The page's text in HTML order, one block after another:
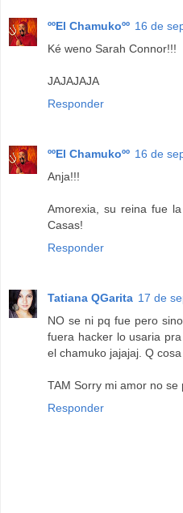
ººEl Chamukoºº 16 de
Ké weno Sarah Connor!!!
JAJAJAJA
Responder
ººEl Chamukoºº 16 de
Anja!!!
Amorexia, su reina fue
Casas!
Responder
Tatiana QGarita 17 de
NO se ni pq fue pero
fuera hacker lo usaria
el chamuko jajajaj. Q
TAM Sorry mi amor no se
Responder